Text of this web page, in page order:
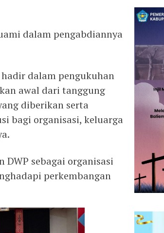
dalam pengabdiannya
dalam pengukuhan
awal dari tanggung
diberikan serta
bagi organisasi, keluarga
DWP sebagai organisasi
perkembangan